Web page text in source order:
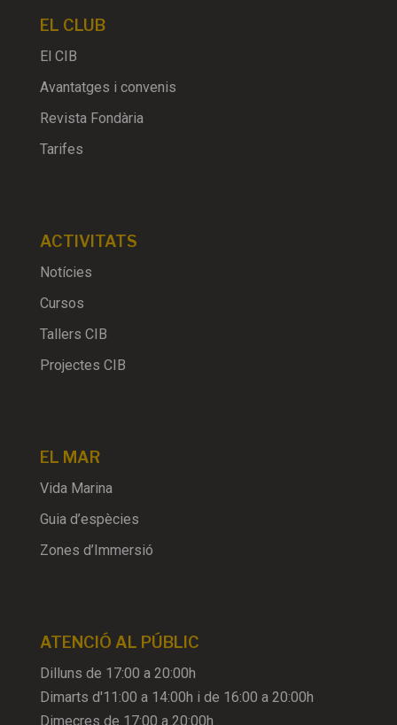
EL CLUB
El CIB
Avantatges i convenis
Revista Fondària
Tarifes
ACTIVITATS
Notícies
Cursos
Tallers CIB
Projectes CIB
EL MAR
Vida Marina
Guia d’espècies
Zones d’Immersió
ATENCIÓ AL PÚBLIC
Dilluns de 17:00 a 20:00h
Dimarts d'11:00 a 14:00h i de 16:00 a 20:00h
Dimecres de 17:00 a 20:00h